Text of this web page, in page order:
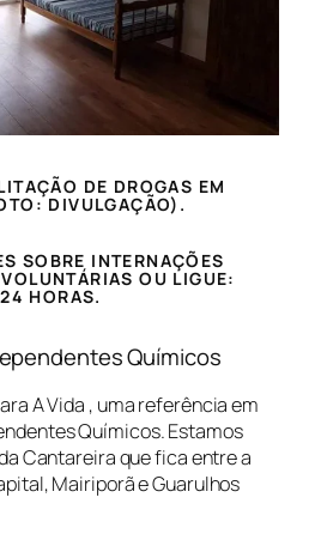
DE DROGAS EM
DIVULGAÇÃO).
SOBRE INTERNAÇÕES
OU LIGUE:
HORAS.
Químicos
A Vida , uma referência em
Químicos. Estamos
Cantareira que fica entre a
Mairiporã e Guarulhos